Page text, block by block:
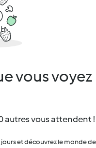
vous voyez
autres vous attendent !
et découvrez le monde de